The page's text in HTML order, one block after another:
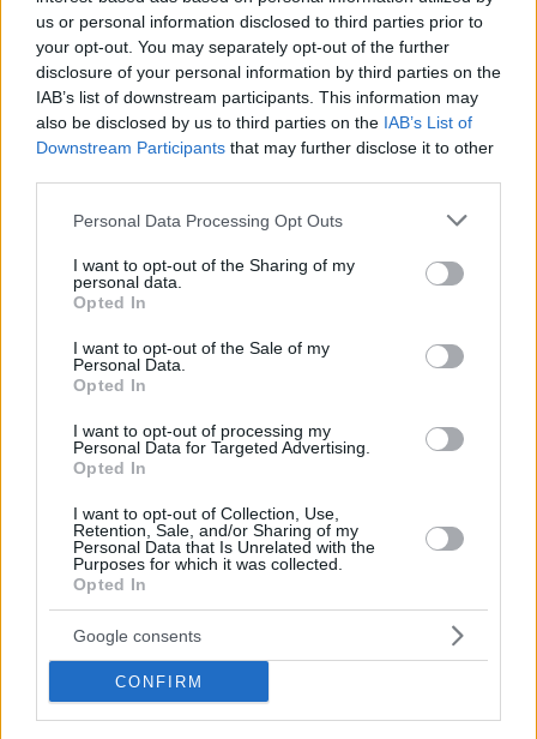
us or personal information disclosed to third parties prior to
your opt-out. You may separately opt-out of the further
disclosure of your personal information by third parties on the
IAB’s list of downstream participants. This information may
also be disclosed by us to third parties on the IAB’s List of
Downstream Participants that may further disclose it to other
Please note that this website/app uses one or more Google
not limited to your visit or usage behaviour. You may click to
grant or deny consent to Google and its third-party tags to
use your data for below specified purposes in below Google
consent section.
Personal Data Processing Opt Outs
I want to opt-out of the Sharing of my
personal data.
Opted In
I want to opt-out of the Sale of my
Personal Data.
Opted In
I want to opt-out of processing my
Personal Data for Targeted Advertising.
Opted In
I want to opt-out of Collection, Use,
Retention, Sale, and/or Sharing of my
Personal Data that Is Unrelated with the
Purposes for which it was collected.
Opted In
Google consents
CONFIRM
Hirdetés
Hirdetés